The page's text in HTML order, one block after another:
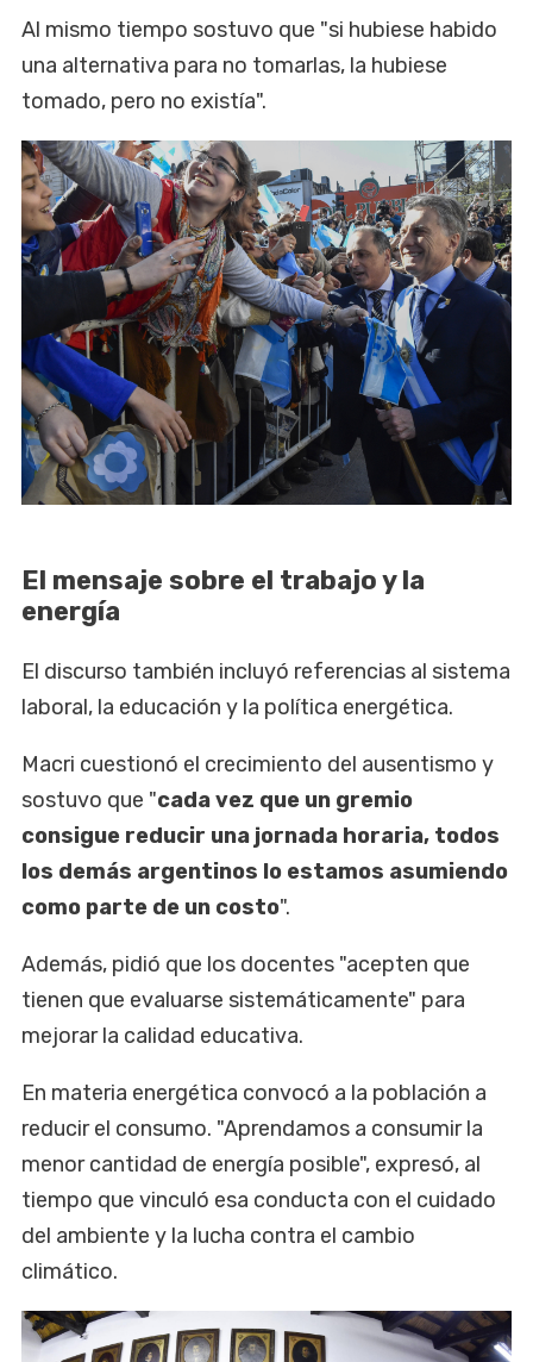
Al mismo tiempo sostuvo que "si hubiese habido
una alternativa para no tomarlas, la hubiese
tomado, pero no existía".
El mensaje sobre el trabajo y la
energía
El discurso también incluyó referencias al sistema
laboral, la educación y la política energética.
Macri cuestionó el crecimiento del ausentismo y
sostuvo que "cada vez que un gremio
consigue reducir una jornada horaria, todos
los demás argentinos lo estamos asumiendo
como parte de un costo".
Además, pidió que los docentes "acepten que
tienen que evaluarse sistemáticamente" para
mejorar la calidad educativa.
En materia energética convocó a la población a
reducir el consumo. "Aprendamos a consumir la
menor cantidad de energía posible", expresó, al
tiempo que vinculó esa conducta con el cuidado
del ambiente y la lucha contra el cambio
climático.